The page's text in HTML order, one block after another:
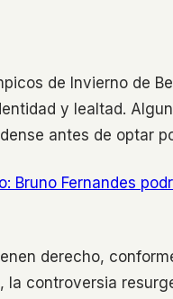
de Invierno de
y lealtad.
antes de optar
Bruno Fernandes
derecho,
la controversia